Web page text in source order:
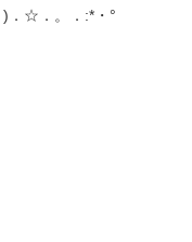
)．☆．。．:*・°